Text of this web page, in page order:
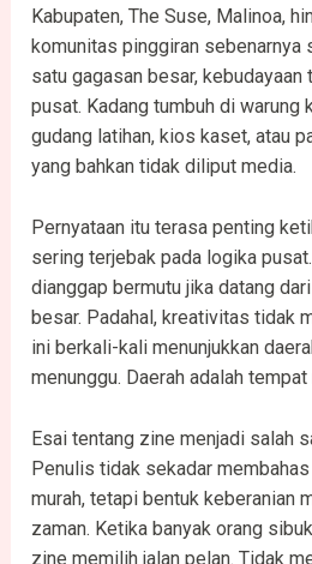
Kabupaten, The Suse, Malinoa,
komunitas pinggiran sebenarnya
satu gagasan besar,
pusat. Kadang tumbuh di warung
gudang latihan, kios kaset, atau
yang bahkan tidak diliput media.
Pernyataan itu terasa penting
sering terjebak pada logika
dianggap bermutu jika datang
besar. Padahal, kreativitas tidak
ini berkali-kali menunjukkan
menunggu. Daerah adalah
Esai tentang zine menjadi salah
Penulis tidak sekadar
murah, tetapi bentuk keberanian
zaman. Ketika banyak orang
zine memilih jalan pelan. Tidak